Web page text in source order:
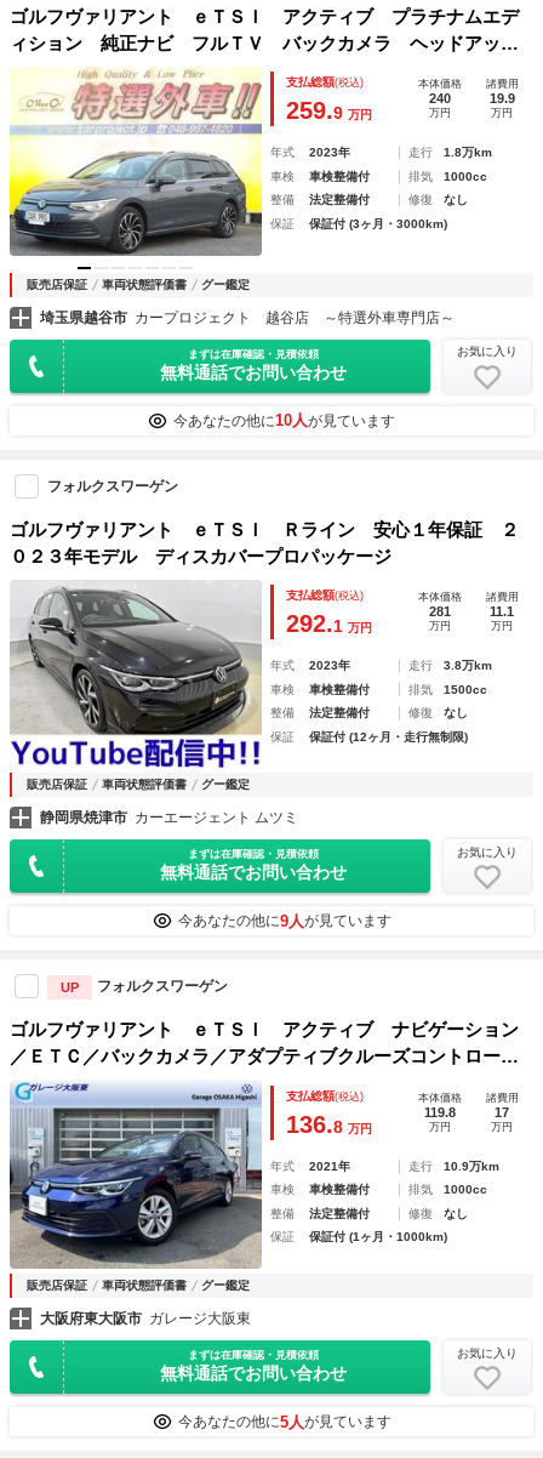
ゴルフヴァリアント ｅＴＳＩ アクティブ プラチナムエデ
ィション 純正ナビ フルＴＶ バックカメラ ヘッドアップ
ディスプレイ ＩＱ－ＬＥＤライト ＡＣＣ 衝突軽減 スマ
ートキー ワイヤレス充電 ＡｐｐｌｅＣａｒＰｌａｙ ＵＳ
Ｂ Ｂｌｕｅｔｏｏｔｈ パドルシフト
支払総額(税込)
259.9 万円
本体価格
240
万円
諸費用
19.9
万円
年式 2023年 走行
1.8万km
車検
車検整備付 排気
1000cc
整備
法定整備付 修復
なし
保証
保証付 (3ヶ月・3000km)
販売店保証 車両状態評価書 グー鑑定
埼玉県越谷市 カープロジェクト 越谷店 ～特選外車専門店～
まずは在庫確認・見積依頼
無料通話でお問い合わせ
お気に入り
今あなたの他に10人が見ています
フォルクスワーゲン
ゴルフヴァリアント ｅＴＳＩ Ｒライン 安心１年保証 ２
０２３年モデル ディスカバープロパッケージ
支払総額(税込)
292.1 万円
本体価格
281
万円
諸費用
11.1
万円
年式 2023年 走行
3.8万km
車検
車検整備付 排気
1500cc
整備
法定整備付 修復
なし
保証
保証付 (12ヶ月・走行無制限)
販売店保証 車両状態評価書 グー鑑定
静岡県焼津市 カーエージェント ムツミ
まずは在庫確認・見積依頼
無料通話でお問い合わせ
お気に入り
今あなたの他に9人が見ています
UP フォルクスワーゲン
ゴルフヴァリアント ｅＴＳＩ アクティブ ナビゲーション
／ＥＴＣ／バックカメラ／アダプティブクルーズコントロール
／オートエアコン／プッシュスタート／パドルシフト／オート
ライト／純正アルミホイール
支払総額(税込)
136.8 万円
本体価格
119.8
万円
諸費用
17
万円
年式 2021年 走行
10.9万km
車検
車検整備付 排気
1000cc
整備
法定整備付 修復
なし
保証
保証付 (1ヶ月・1000km)
販売店保証 車両状態評価書 グー鑑定
大阪府東大阪市 ガレージ大阪東
まずは在庫確認・見積依頼
無料通話でお問い合わせ
お気に入り
今あなたの他に5人が見ています